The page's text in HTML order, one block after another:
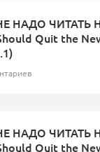
НАДО ЧИТАТЬ
Quit the
НАДО ЧИТАТЬ
Quit the